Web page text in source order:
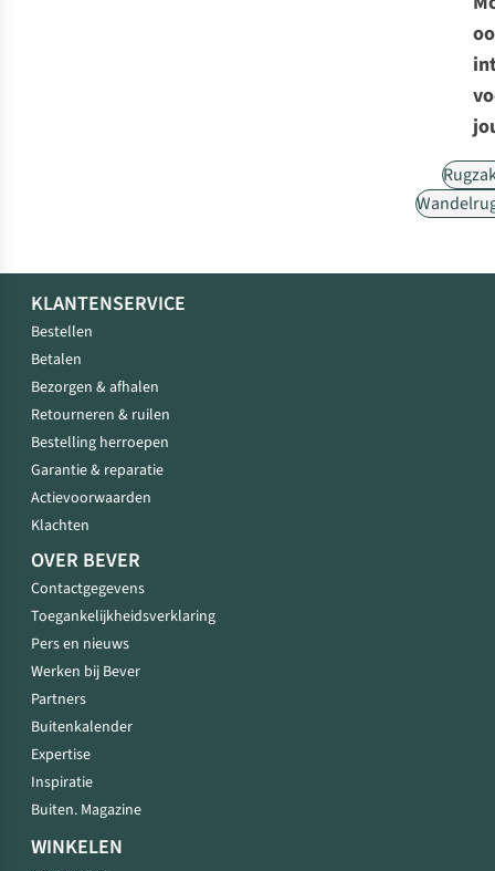
KLANTENSERVICE
Bestellen
Betalen
Bezorgen & afhalen
Retourneren & ruilen
Bestelling herroepen
Garantie & reparatie
Actievoorwaarden
Klachten
OVER BEVER
Contactgegevens
Toegankelijkheidsverklaring
Pers en nieuws
Werken bij Bever
Partners
Buitenkalender
Expertise
Inspiratie
Buiten. Magazine
WINKELEN